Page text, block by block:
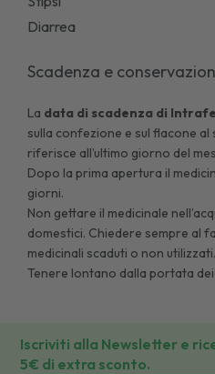
Diarrea
Scadenza e
La data di scadenza di
sulla confezione e sul flacone al
riferisce all’ultimo giorno del
Dopo la prima apertura il
giorni.
Non gettare il medicinale
domestici. Chiedere sempre al
medicinali scaduti o non utilizzati.
Tenere lontano dalla portata dei
Iscriviti alla Newsletter e
5€ di extra sconto.